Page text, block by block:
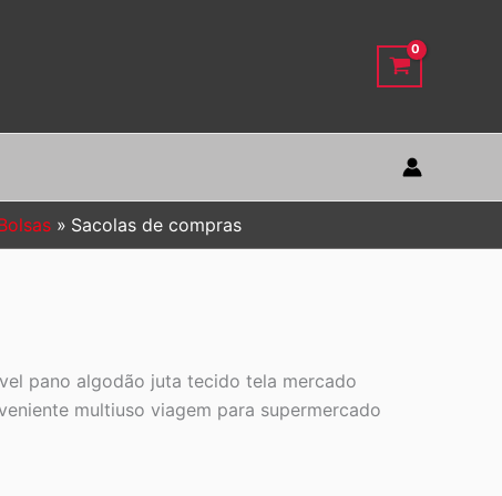
Sacolas de compras
pano algodão juta tecido tela mercado
multiuso viagem para supermercado